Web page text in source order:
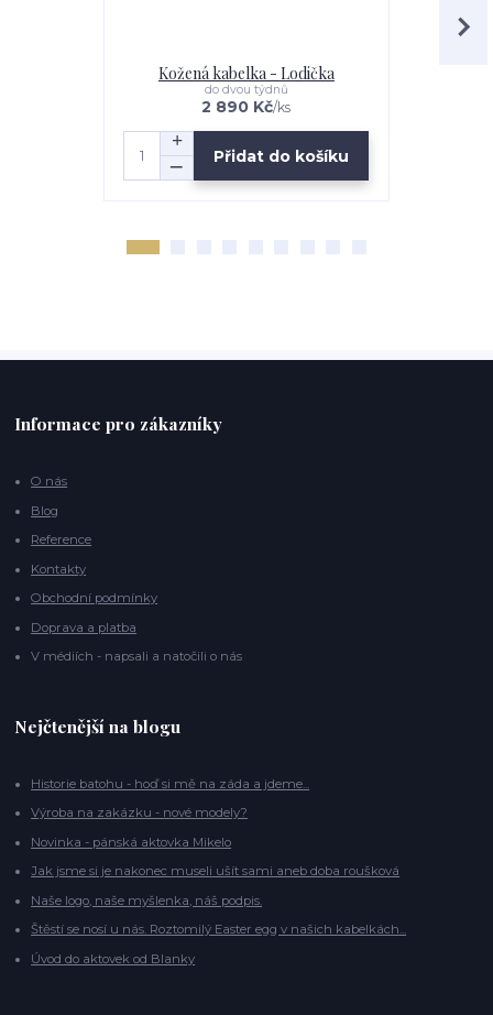
Kožená kabelka - Lodička
2 890 Kč/ks
do dvou týdnů
Přidat do košíku
Informace pro zákazníky
O nás
Blog
Reference
Kontakty
Obchodní podmínky
Doprava a platba
V médiích - napsali a natočili o nás
Nejčtenější na blogu
Historie batohu - hoď si mě na záda a jdeme...
Výroba na zakázku - nové modely?
Novinka - pánská aktovka Mikelo
Jak jsme si je nakonec museli ušít sami aneb doba roušková
Naše logo, naše myšlenka, náš podpis.
Štěstí se nosí u nás. Roztomilý Easter egg v našich kabelkách...
Úvod do aktovek od Blanky